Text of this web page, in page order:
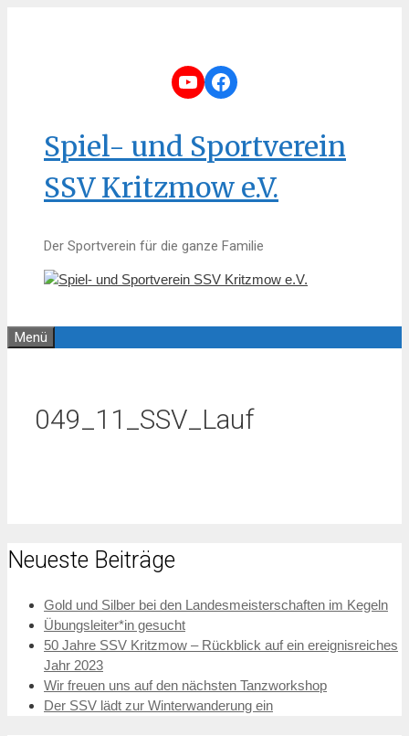
YouTube
Facebook
Spiel- und Sportverein
SSV Kritzmow e.V.
Der Sportverein für die ganze Familie
Menü
049_11_SSV_Lauf
Neueste Beiträge
Gold und Silber bei den Landesmeisterschaften im Kegeln
Übungsleiter*in gesucht
50 Jahre SSV Kritzmow – Rückblick auf ein ereignisreiches
Jahr 2023
Wir freuen uns auf den nächsten Tanzworkshop
Der SSV lädt zur Winterwanderung ein